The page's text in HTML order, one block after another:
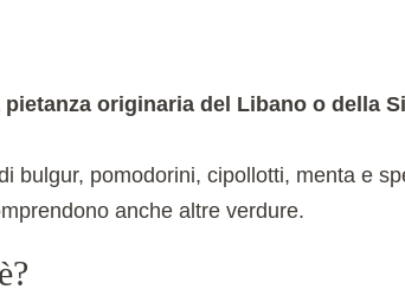
originaria del Libano o della
bulgur, pomodorini, cipollotti, menta e
anche altre verdure.